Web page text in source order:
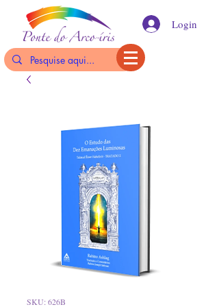
Login
SKU: 626B